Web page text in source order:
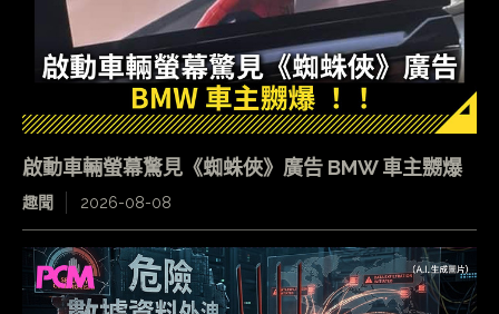
啟動車輛螢幕驚見《蜘蛛俠》廣告 BMW 車主嬲爆
趣聞 2026-08-08